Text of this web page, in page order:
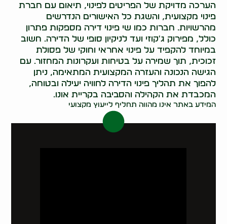
הערכה מדויקת של הפריטים לפינוי, תיאום עם חברת
פינוי מקצועית, והשגת כל האישורים הנדרשים
מהרשויות. חברות כמו שי פינוי דירה מספקות פתרון
כולל, מפירוק ג'קוזי ועד לניקיון סופי של הדירה. חשוב
במיוחד להקפיד על פינוי אחראי וחוקי של פסולת
זכוכית, תוך שמירה על בטיחות ועקרונות המחזור. עם
הגישה הנכונה והעזרה המקצועית המתאימה, ניתן
להפוך את תהליך פינוי הדירה לחוויה יעילה ובטוחה,
המכבדת את הקהילה והסביבה בקריית אונו.
המידע באתר אינו מהווה תחליף לייעוץ מקצועי